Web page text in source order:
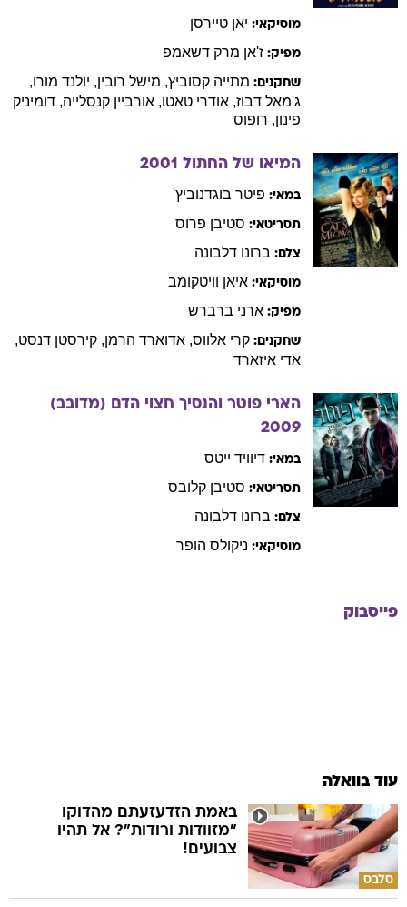
מוסיקאי: יאן טיירסן
מפיק: ז'אן מרק דשאמפ
שחקנים: מתייה קסוביץ, מישל רובין, יולנד מורו,
ג'מאל דבוז, אודרי טאטו, אורביין קנסלייה, דומיניק
פינון, רופוס
המיאו של החתול 2001
במאי: פיטר בוגדנוביץ'
תסריטאי: סטיבן פרוס
צלם: ברונו דלבונה
מוסיקאי: איאן וויטקומב
מפיק: ארני ברברש
שחקנים: קרי אלווס, אדוארד הרמן, קירסטן דנסט,
אדי איזארד
הארי פוטר והנסיך חצוי הדם (מדובב)
2009
במאי: דיוויד ייטס
תסריטאי: סטיבן קלובס
צלם: ברונו דלבונה
מוסיקאי: ניקולס הופר
פייסבוק
עוד בוואלה
סלבס
באמת הזדעזעתם מהדוקו
"מזוודות ורודות"? אל תהיו
צבועים!